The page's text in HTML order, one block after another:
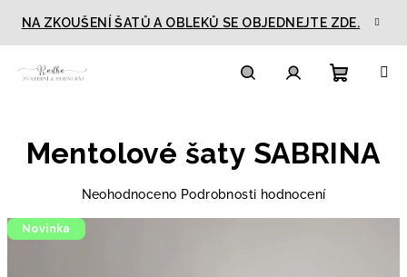
obsah
NA ZKOUŠENÍ ŠATŮ A OBLEKŮ SE OBJEDNEJTE ZDE.
košík
Mentolové šaty SABRINA
Průměrné
Neohodnoceno Podrobnosti hodnocení
Novinka